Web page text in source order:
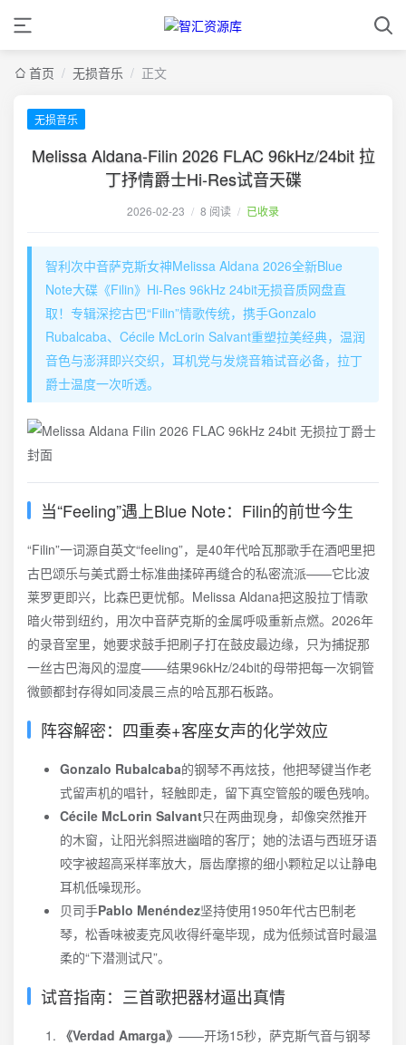
首页 / 无损音乐 / 正文
无损音乐
Melissa Aldana-Filin 2026 FLAC 96kHz/24bit 拉
丁抒情爵士Hi-Res试音天碟
2026-02-23 / 8 阅读 / 已收录
智利次中音萨克斯女神Melissa Aldana 2026全新Blue
Note大碟《Filin》Hi-Res 96kHz 24bit无损音质网盘直
取！专辑深挖古巴“Filin”情歌传统，携手Gonzalo
Rubalcaba、Cécile McLorin Salvant重塑拉美经典，温润
音色与澎湃即兴交织，耳机党与发烧音箱试音必备，拉丁
爵士温度一次听透。
当“Feeling”遇上Blue Note：Filin的前世今生
“Filin”一词源自英文“feeling”，是40年代哈瓦那歌手在酒吧里把
古巴颂乐与美式爵士标准曲揉碎再缝合的私密流派——它比波
莱罗更即兴，比森巴更忧郁。Melissa Aldana把这股拉丁情歌
暗火带到纽约，用次中音萨克斯的金属呼吸重新点燃。2026年
的录音室里，她要求鼓手把刷子打在鼓皮最边缘，只为捕捉那
一丝古巴海风的湿度——结果96kHz/24bit的母带把每一次铜管
微颤都封存得如同凌晨三点的哈瓦那石板路。
阵容解密：四重奏+客座女声的化学效应
Gonzalo Rubalcaba的钢琴不再炫技，他把琴键当作老
式留声机的唱针，轻触即走，留下真空管般的暖色残响。
Cécile McLorin Salvant只在两曲现身，却像突然推开
的木窗，让阳光斜照进幽暗的客厅；她的法语与西班牙语
咬字被超高采样率放大，唇齿摩擦的细小颗粒足以让静电
耳机低噪现形。
贝司手Pablo Menéndez坚持使用1950年代古巴制老
琴，松香味被麦克风收得纤毫毕现，成为低频试音时最温
柔的“下潜测试尺”。
试音指南：三首歌把器材逼出真情
《Verdad Amarga》 ——开场15秒，萨克斯气音与钢琴